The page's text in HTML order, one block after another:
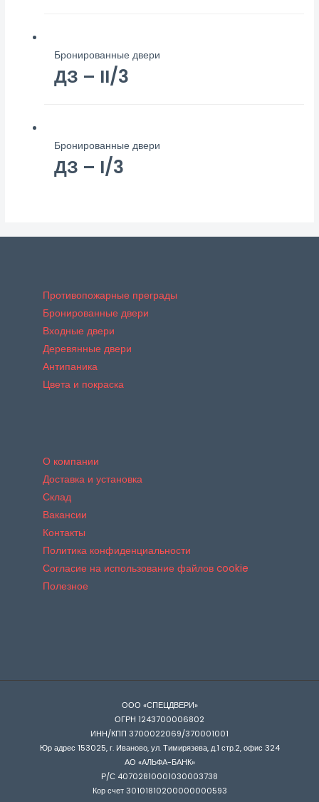
Бронированные двери
ДЗ – II/3
Бронированные двери
ДЗ – I/3
Противопожарные преграды
Бронированные двери
Входные двери
Деревянные двери
Антипаника
Цвета и покраска
О компании
Доставка и установка
Склад
Вакансии
Контакты
Политика конфиденциальности
Согласие на использование файлов cookie
Полезное
ООО «СПЕЦДВЕРИ»
ОГРН 1243700006802
ИНН/КПП 3700022069/370001001
Юр адрес 153025, г. Иваново, ул. Тимирязева, д.1 стр.2, офис 324
АО «АЛЬФА-БАНК»
Р/С 40702810001030003738
Кор счет 30101810200000000593